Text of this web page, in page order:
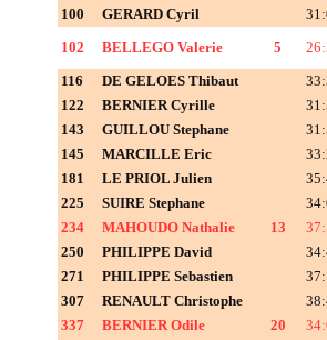
100
GERARD Cyril
102 BELLEGO Valerie 5
116
DE GELOES Thibaut
122
BERNIER Cyrille
143
GUILLOU Stephane
145
MARCILLE Eric
181
LE PRIOL Julien
225
SUIRE Stephane
234
MAHOUDO Nathalie 13
250
PHILIPPE David
271
PHILIPPE Sebastien
307
RENAULT Christophe
337
BERNIER Odile 20